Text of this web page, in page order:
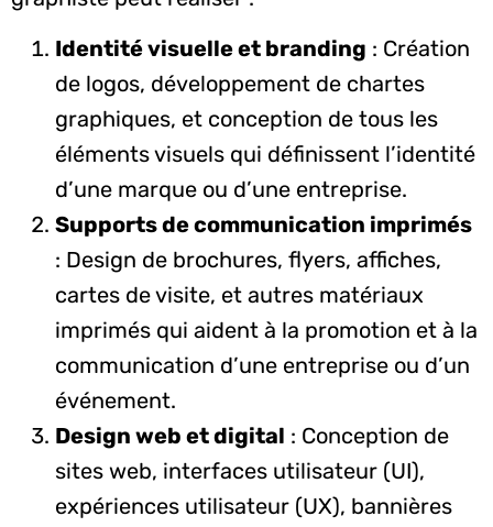
Identité visuelle et branding : Création
de logos, développement de chartes
graphiques, et conception de tous les
éléments visuels qui définissent l’identité
d’une marque ou d’une entreprise.
Supports de communication imprimés
: Design de brochures, flyers, affiches,
cartes de visite, et autres matériaux
imprimés qui aident à la promotion et à la
communication d’une entreprise ou d’un
événement.
Design web et digital : Conception de
sites web, interfaces utilisateur (UI),
expériences utilisateur (UX), bannières